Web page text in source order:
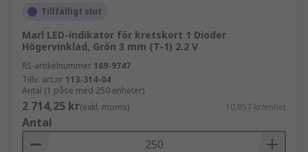
Tillfälligt slut
Marl LED-indikator för kretskort 1 Dioder
Högervinklad, Grön 3 mm (T-1) 2.2 V
RS-artikelnummer 169-9747
Tillv. art.nr 113-314-04
Antal (1 påse med 250 enheter)
2 714,25 kr(exkl. moms) 10,857 kr/enhet
Antal